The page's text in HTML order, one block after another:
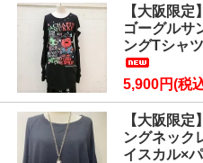
【大阪限
ゴーグルサ
ングTシャ
5,900円(税
【大阪限
ングネック
イスカル×